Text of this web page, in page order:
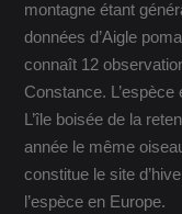
montagne étant
données d’Aigle
connaît 12
Constance.
L’île boisée de la
année le même
constitue le site
l’espèce en Europe.